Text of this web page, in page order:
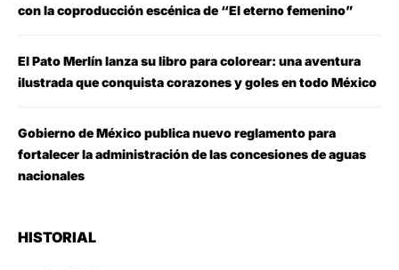
con la coproducción escénica de “El eterno femenino”
El Pato Merlín lanza su libro para colorear: una aventura
ilustrada que conquista corazones y goles en todo México
Gobierno de México publica nuevo reglamento para
fortalecer la administración de las concesiones de aguas
nacionales
HISTORIAL